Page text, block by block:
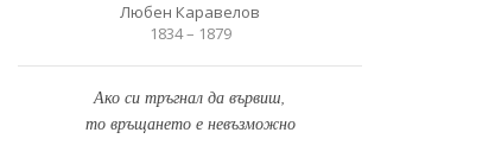
Любен Каравелов
1834 – 1879
Ако си тръгнал да вървиш,
то връщането е невъзможно